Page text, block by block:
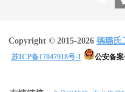
Copyright © 2015-2026 德璐氏
苏ICP备17047918号-1
公安备案